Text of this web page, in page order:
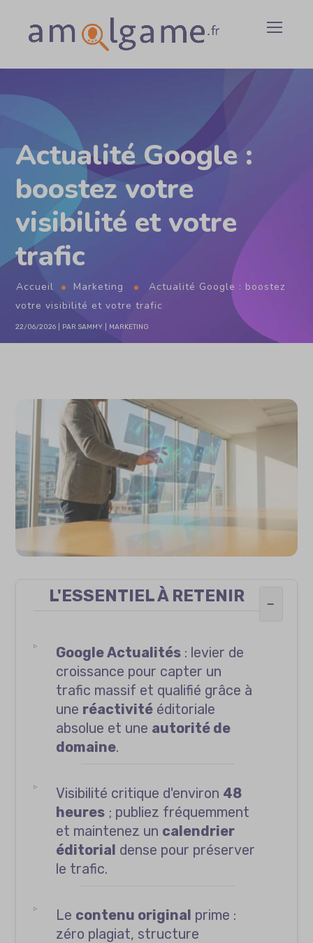
Actualité Google :
boostez votre
visibilité et votre
trafic
Accueil Marketing
Actualité Google : boostez
votre visibilité et votre trafic
22/06/2026 PAR SAMMY MARKETING
L'ESSENTIEL À RETENIR −
Google Actualités : levier de
croissance pour capter un
trafic massif et qualifié grâce à
une réactivité éditoriale
absolue et une autorité de
domaine.
Visibilité critique d'environ 48
heures ; publiez fréquemment
et maintenez un calendrier
éditorial dense pour préserver
le trafic.
Le contenu original prime :
zéro plagiat, structure